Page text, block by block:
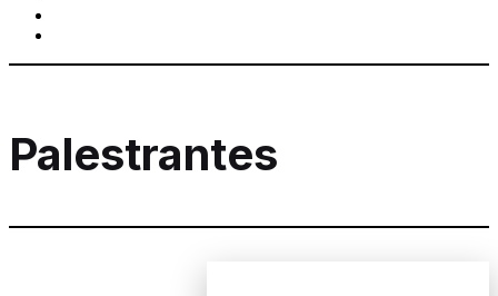
Palestrantes